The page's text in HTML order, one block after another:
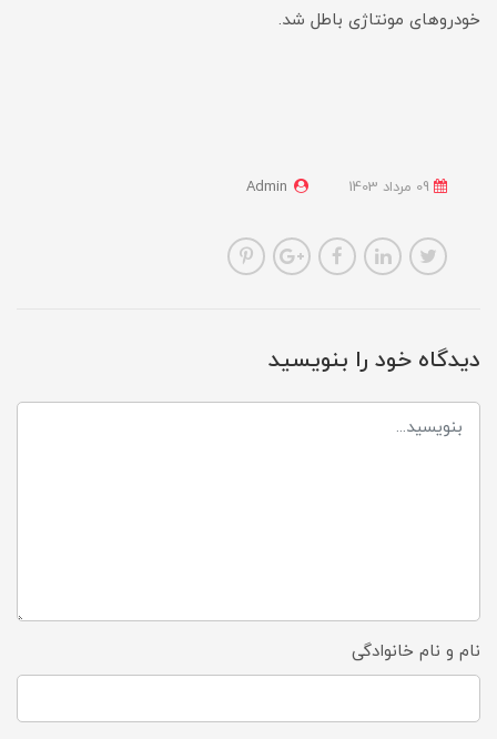
خودروهای مونتاژی باطل شد.
Admin
دیدگاه خود را بنویسید
نام و نام خانوادگی